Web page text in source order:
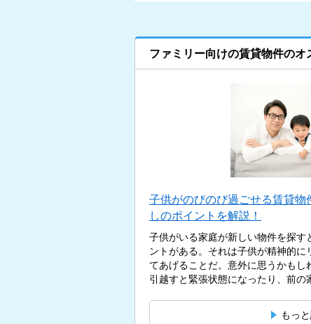
ファミリー向けの賃貸物件のオ
子供がのびのび過ごせる賃貸
しのポイントを解説！
子供がいる家庭が新しい物件を探す
ントがある。それは子供が精神的に
てあげることだ。意外に思うかもし
引越すと緊張状態になったり、前の
もっ